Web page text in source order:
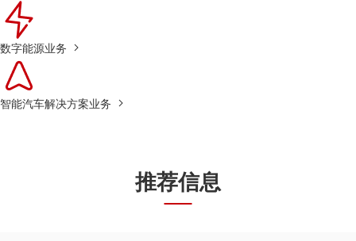
数字能源业务
智能汽车解决方案业务
推荐信息